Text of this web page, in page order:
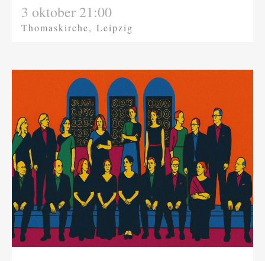
3 oktober 21:00
Thomaskirche, Leipzig